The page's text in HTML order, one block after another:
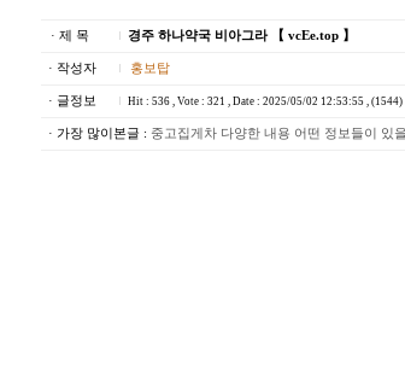
· 제 목
경주 하나약국 비아그라 【 vcEe.top 】
· 작성자 홍보탑
· 글정보 Hit : 536 , Vote : 321 , Date : 2025/05/02 12:53:55 , (1544)
· 가장 많이본글 : 중고집게차 다양한 내용 어떤 정보들이 있을